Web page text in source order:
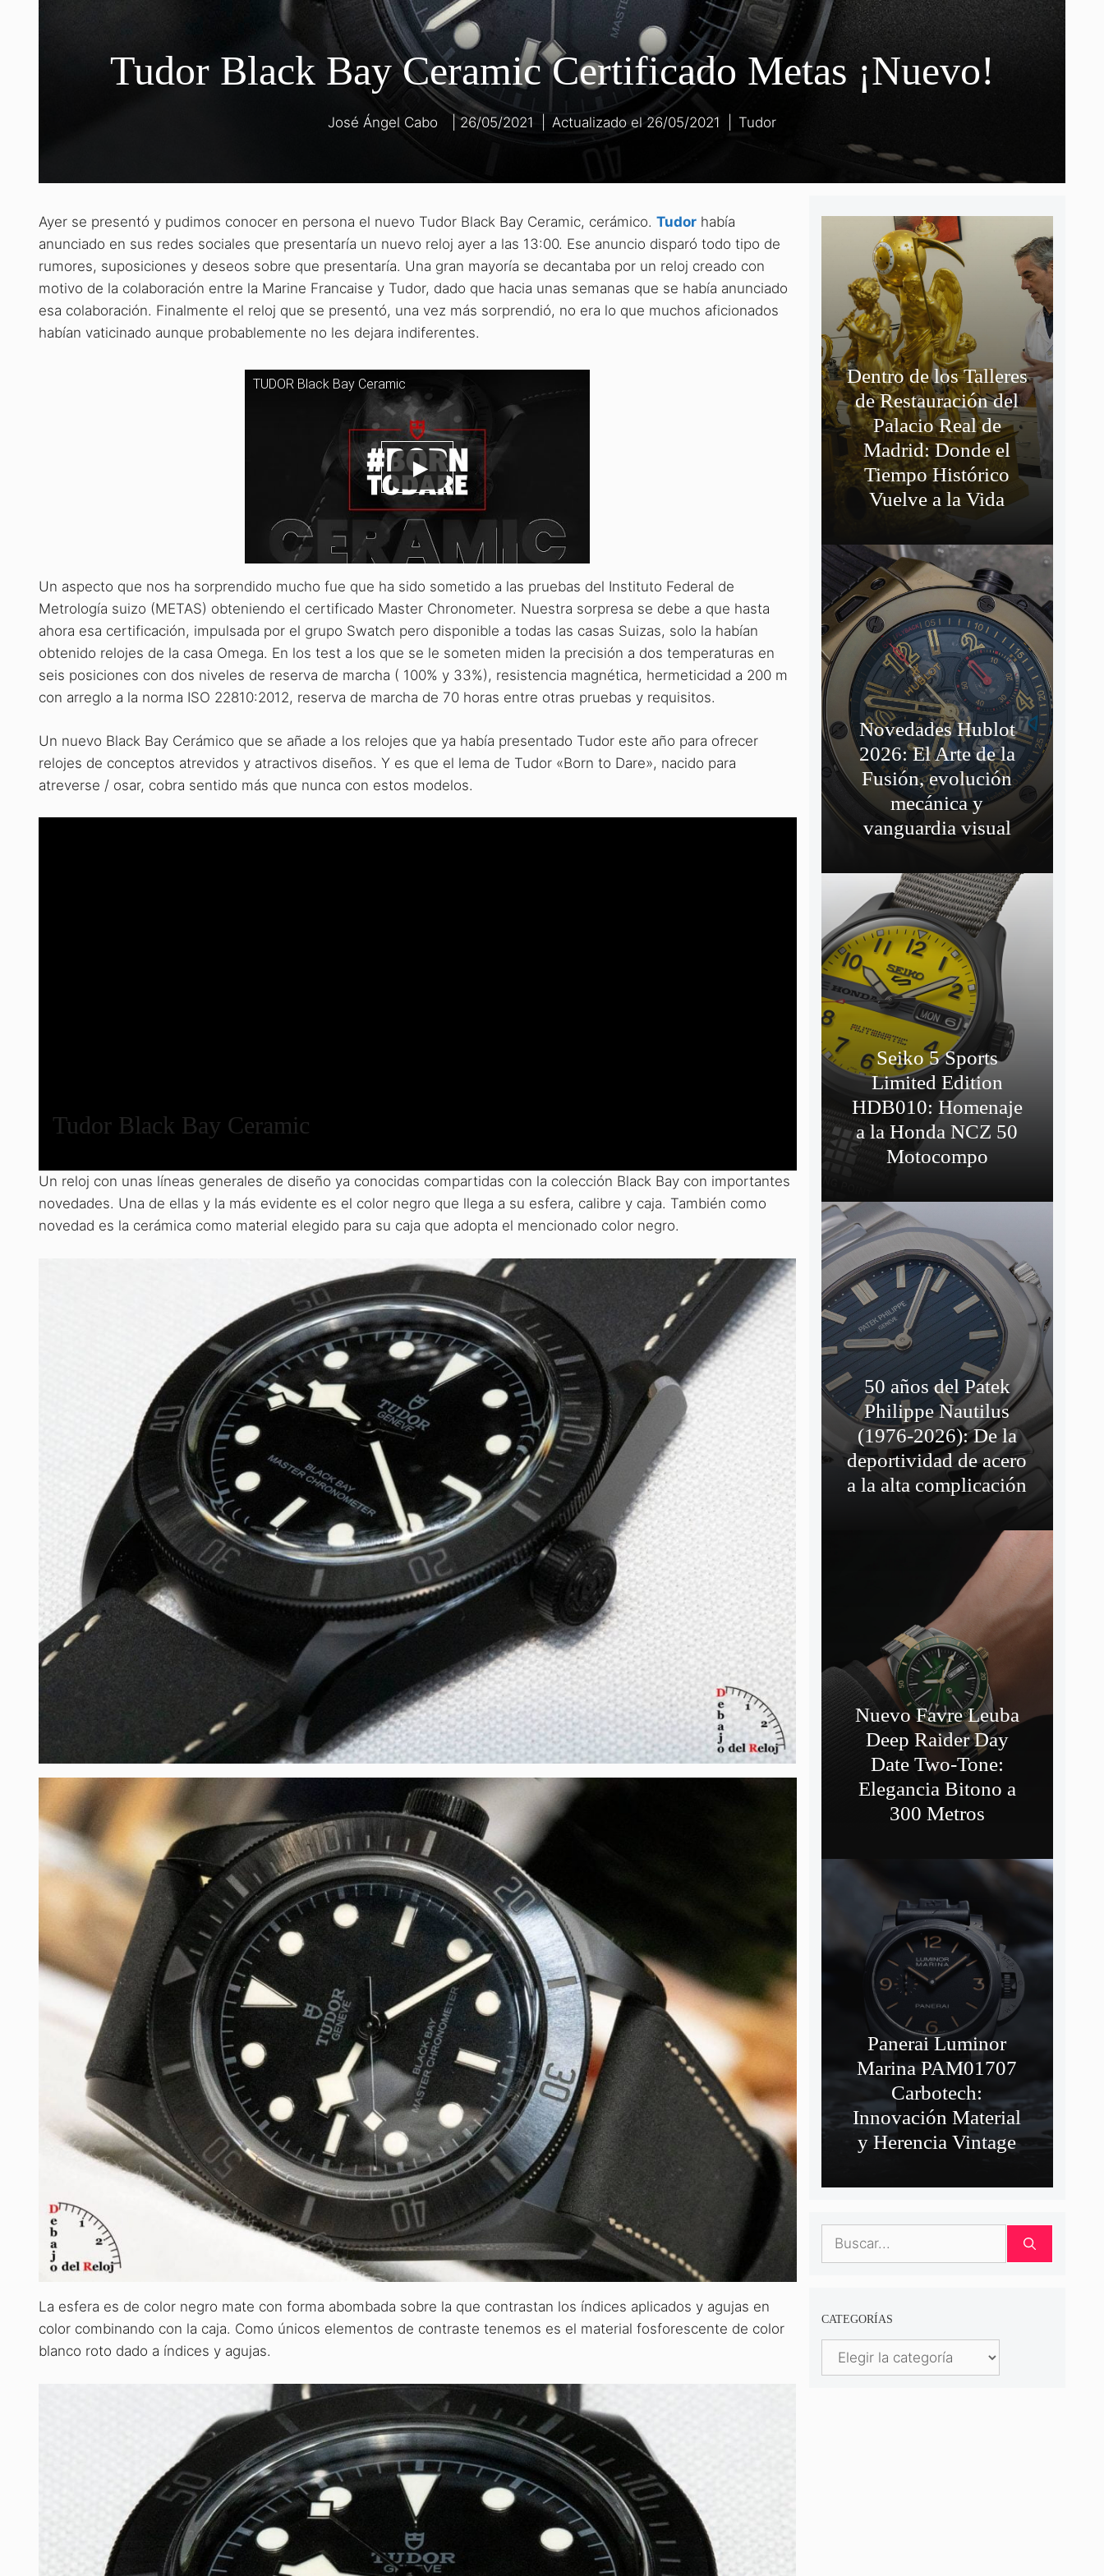
Tudor Black Bay Ceramic Certificado Metas ¡Nuevo!
José Ángel Cabo 26/05/2021
26/05/2021 Tudor
Ayer se presentó y pudimos conocer en persona el nuevo Tudor Black Bay Ceramic, cerámico. Tudor había
anunciado en sus redes sociales que presentaría un nuevo reloj ayer a las 13:00. Ese anuncio disparó todo tipo de
rumores, suposiciones y deseos sobre que presentaría. Una gran mayoría se decantaba por un reloj creado con
motivo de la colaboración entre la Marine Francaise y Tudor, dado que hacia unas semanas que se había anunciado
esa colaboración. Finalmente el reloj que se presentó, una vez más sorprendió, no era lo que muchos aficionados
habían vaticinado aunque probablemente no les dejara indiferentes.
TUDOR Black Bay Ceramic
Un aspecto que nos ha sorprendido mucho fue que ha sido sometido a las pruebas del Instituto Federal de
Metrología suizo (METAS) obteniendo el certificado Master Chronometer. Nuestra sorpresa se debe a que hasta
ahora esa certificación, impulsada por el grupo Swatch pero disponible a todas las casas Suizas, solo la habían
obtenido relojes de la casa Omega. En los test a los que se le someten miden la precisión a dos temperaturas en
seis posiciones con dos niveles de reserva de marcha ( 100% y 33%), resistencia magnética, hermeticidad a 200 m
con arreglo a la norma ISO 22810:2012, reserva de marcha de 70 horas entre otras pruebas y requisitos.
Un nuevo Black Bay Cerámico que se añade a los relojes que ya había presentado Tudor este año para ofrecer
relojes de conceptos atrevidos y atractivos diseños. Y es que el lema de Tudor «Born to Dare», nacido para
atreverse / osar, cobra sentido más que nunca con estos modelos.
Tudor Black Bay Ceramic
Un reloj con unas líneas generales de diseño ya conocidas compartidas con la colección Black Bay con importantes
novedades. Una de ellas y la más evidente es el color negro que llega a su esfera, calibre y caja. También como
novedad es la cerámica como material elegido para su caja que adopta el mencionado color negro.
La esfera es de color negro mate con forma abombada sobre la que contrastan los índices aplicados y agujas en
color combinando con la caja. Como únicos elementos de contraste tenemos es el material fosforescente de color
blanco roto dado a índices y agujas.
Dentro de los Talleres
de Restauración del
Palacio Real de
Madrid: Donde el
Tiempo Histórico
Vuelve a la Vida
Novedades Hublot
2026: El Arte de la
Fusión, evolución
mecánica y
vanguardia visual
Seiko 5 Sports
Limited Edition
HDB010: Homenaje
a la Honda NCZ 50
Motocompo
50 años del Patek
Philippe Nautilus
(1976-2026): De la
deportividad de acero
a la alta complicación
Nuevo Favre Leuba
Deep Raider Day
Date Two-Tone:
Elegancia Bitono a
300 Metros
Panerai Luminor
Marina PAM01707
Carbotech:
Innovación Material
y Herencia Vintage
Buscar:
CATEGORÍAS
Categorías